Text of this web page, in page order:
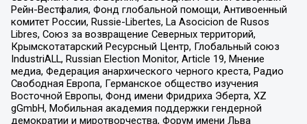
Рейн-Вестфалия, Фонд глобальной помощи, Антивоенный
комитет России, Russie-Libertes, La Asocicion de Rusos
Libres, Союз за возвращение Северных территорий,
Крымскотатарский Ресурсный Центр, Глобальный союз
IndustriALL, Russian Election Monitor, Article 19, Мнение
медиа, Федерация анархического черного креста, Радио
Свободная Европа, Германское общество изучения
Восточной Европы, Фонд имени Фридриха Эберта, XZ
gGmbH, Мобильная академия поддержки гендерной
демократии и миротворчества, Форум имени Льва